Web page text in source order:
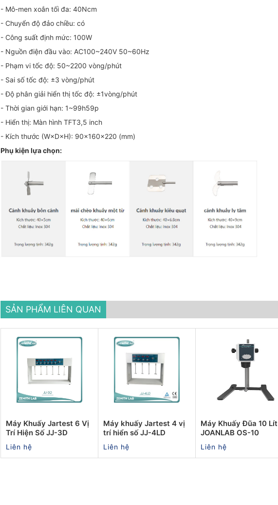
- Mô-men xoắn tối đa: 40Ncm
- Chuyển độ đảo chiều: có
- Công suất định mức: 100W
- Nguồn điện đầu vào: AC100~240V 50~60Hz
- Phạm vi tốc độ: 50~2200 vòng/phút
- Sai số tốc độ: ±3 vòng/phút
- Độ phân giải hiển thị tốc độ: ±1vòng/phút
- Thời gian giới hạn: 1~99h59p
- Hiển thị: Màn hình TFT3,5 inch
- Kích thước (W×D×H): 90×160×220 (mm)
Phụ kiện lựa chọn:
SẢN PHẨM LIÊN QUAN
Máy Khuấy Jartest 6 Vị
Trí Hiện Số JJ-3D
Liên hệ
Máy khuấy Jartest 4 vị
trí hiển số JJ-4LD
Liên hệ
Máy Khuấy Đũa 10 Lít
JOANLAB OS-10
Liên hệ